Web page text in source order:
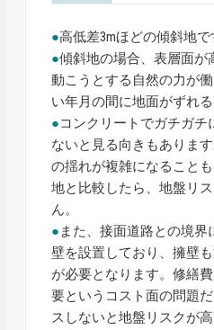
●高低差3mほどの傾斜地で
●傾斜地の場合、表層面が
動こうとする自然の力が
い年月の間に地面がずれ
●コンクリートでガチガチ
ないと見る向きもありま
の揺れが複雑になること
地と比較したら、地盤リ
ん。
● また、接面道路との境
壁を設置しており、擁壁
が必要となります。修繕
要というコスト面の問題
スしないと地盤リスクが